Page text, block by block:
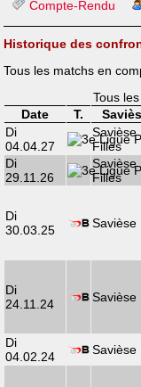
Compte-Rendu
Historique des
Tous les matchs en
Tous
Date
T.
Di
04.04.27
Savièse
Filles
Di
29.11.26
Savièse
Filles
Di
30.03.25
Savièse
Di
24.11.24
Savièse
Di
04.02.24
Savièse